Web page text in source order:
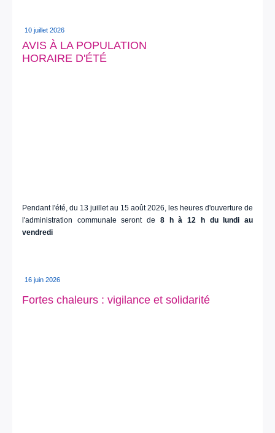
10 juillet 2026
AVIS À LA POPULATION
HORAIRE D'ÉTÉ
Pendant l'été, du 13 juillet au 15 août 2026, les heures d'ouverture de
l'administration communale seront de 8 h à 12 h du lundi au
vendredi
16 juin 2026
Fortes chaleurs : vigilance et solidarité